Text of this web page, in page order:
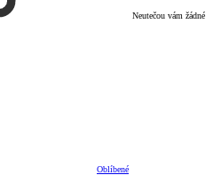
Neutečou vám žádné
Oblíbené